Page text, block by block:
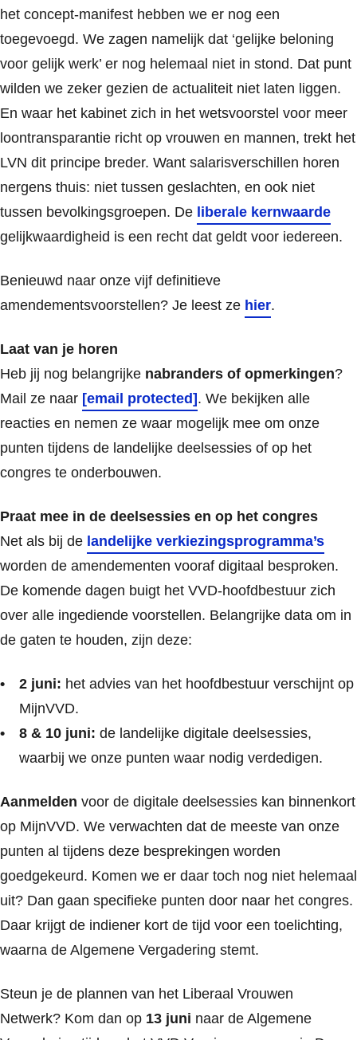
het concept-manifest hebben we er nog een
toegevoegd. We zagen namelijk dat ‘gelijke beloning
voor gelijk werk’ er nog helemaal niet in stond. Dat punt
wilden we zeker gezien de actualiteit niet laten liggen.
En waar het kabinet zich in het wetsvoorstel voor meer
loontransparantie richt op vrouwen en mannen, trekt het
LVN dit principe breder. Want salarisverschillen horen
nergens thuis: niet tussen geslachten, en ook niet
tussen bevolkingsgroepen. De liberale kernwaarde
gelijkwaardigheid is een recht dat geldt voor iedereen.
Benieuwd naar onze vijf definitieve
amendementsvoorstellen? Je leest ze hier.
Laat van je horen
Heb jij nog belangrijke nabranders of opmerkingen?
Mail ze naar [email protected]. We bekijken alle
reacties en nemen ze waar mogelijk mee om onze
punten tijdens de landelijke deelsessies of op het
congres te onderbouwen.
Praat mee in de deelsessies en op het congres
Net als bij de landelijke verkiezingsprogramma’s
worden de amendementen vooraf digitaal besproken.
De komende dagen buigt het VVD-hoofdbestuur zich
over alle ingediende voorstellen. Belangrijke data om in
de gaten te houden, zijn deze:
2 juni: het advies van het hoofdbestuur verschijnt op
MijnVVD.
8 & 10 juni: de landelijke digitale deelsessies,
waarbij we onze punten waar nodig verdedigen.
Aanmelden voor de digitale deelsessies kan binnenkort
op MijnVVD. We verwachten dat de meeste van onze
punten al tijdens deze besprekingen worden
goedgekeurd. Komen we er daar toch nog niet helemaal
uit? Dan gaan specifieke punten door naar het congres.
Daar krijgt de indiener kort de tijd voor een toelichting,
waarna de Algemene Vergadering stemt.
Steun je de plannen van het Liberaal Vrouwen
Netwerk? Kom dan op 13 juni naar de Algemene